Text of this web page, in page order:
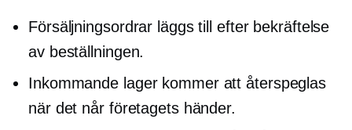
Försäljningsordrar läggs till efter bekräftelse
av beställningen.
Inkommande lager kommer att återspeglas
när det når företagets händer.